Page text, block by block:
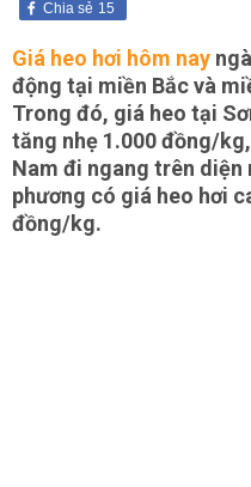
15
Chia sẻ
Giá heo hơi hôm nay
động tại miền Bắc và
Trong đó, giá heo tại
tăng nhẹ 1.000 đồng/
Nam đi ngang trên diện
phương có giá heo hơi
đồng/kg.